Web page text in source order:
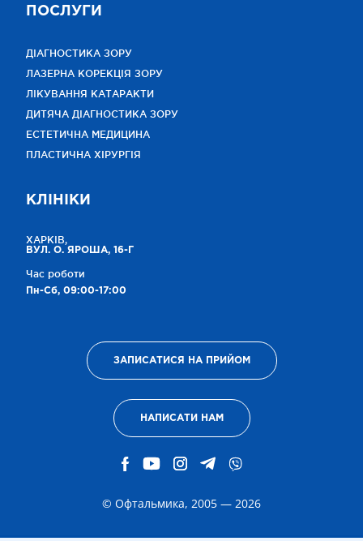
ПОСЛУГИ
ДІАГНОСТИКА ЗОРУ
ЛАЗЕРНА КОРЕКЦІЯ ЗОРУ
ЛІКУВАННЯ КАТАРАКТИ
ДИТЯЧА ДІАГНОСТИКА ЗОРУ
ЕСТЕТИЧНА МЕДИЦИНА
ПЛАСТИЧНА ХІРУРГІЯ
КЛІНІКИ
ХАРКІВ,
ВУЛ. О. ЯРОША, 16-Г
Час роботи
Пн-Сб, 09:00-17:00
ЗАПИСАТИСЯ НА ПРИЙОМ
НАПИСАТИ НАМ
© Офтальмика, 2005 — 2026